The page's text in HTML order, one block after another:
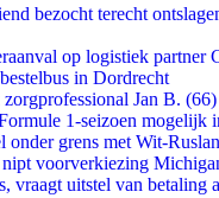
bezocht terecht
op logistiek partner
in Dordrecht
Jan B. (66)
1-seizoen mogelijk
grens met Wit-
voorverkiezing
vraagt uitstel van betaling